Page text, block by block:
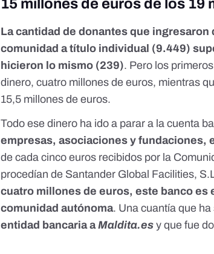
15 millones de euros de los 19
La cantidad de donantes que ingresaron
comunidad a título individual (9.449)
hicieron lo mismo (239). Pero los
dinero, cuatro millones de euros, mientras
15,5 millones de euros.
Todo ese dinero ha ido a parar a la cuenta
empresas, asociaciones y fundaciones,
de cada cinco euros recibidos por la
procedían de Santander Global Facilities,
cuatro millones de euros, este banco es
comunidad autónoma. Una cuantía que
entidad bancaria aMaldita.es y que fue